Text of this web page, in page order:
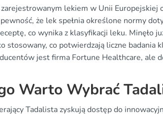
lekiem w Unii Europejskiej
że lek spełnia określone normy
co wynika z klasyfikacji leku. Minęło
stosowany, co potwierdzają liczne badania
jest firma Fortune Healthcare, ale
Warto Wybrać
Tadalista zyskują dostęp do